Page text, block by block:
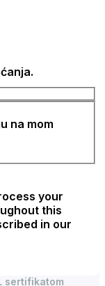
na mom
your
this
in our
sertifikatom